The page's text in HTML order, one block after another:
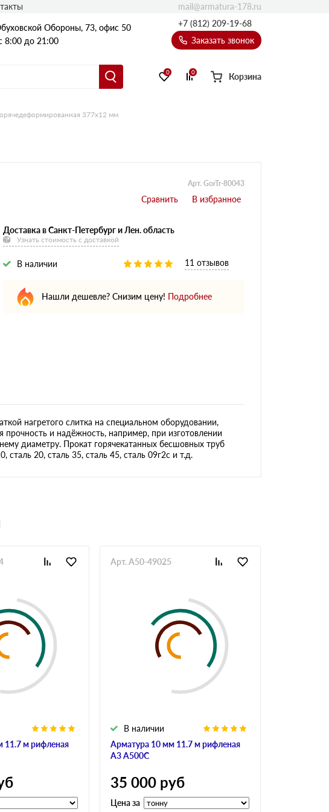
Обороны, 73, офис 50
8:00 до 21:00
+7 (812) 209-19-68
Заказать звонок
0 0 Корзина
mail@armatura-178.ru
377х12 мм
Арт. GorTr-80043
Доставка в Санкт-Петербург и Лен. область
Узнать стоимость с доставкой
В наличии 11 отзывов
Нашли дешевле? Снизим цену! Подробнее
нагретого слитка на специальном оборудовании,
и надёжность, например, при изготовлении
диаметру. Прокат горячекатанных бесшовных труб
20, сталь 35, сталь 45, сталь 09г2с и т.д.
11.7 м рифленая
Арматура 10 мм 11.7 м рифленая
А3 А500С
В наличии
Арт. A50-49025
35 000 руб
Цена за